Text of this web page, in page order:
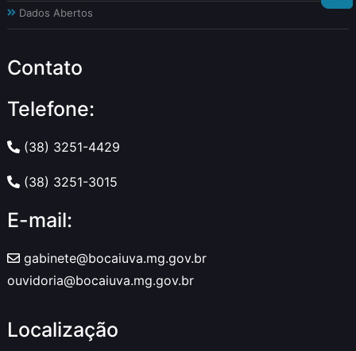
Dados Abertos
Contato
Telefone:
(38) 3251-4429
(38) 3251-3015
E-mail:
gabinete@bocaiuva.mg.gov.br
ouvidoria@bocaiuva.mg.gov.br
Localização